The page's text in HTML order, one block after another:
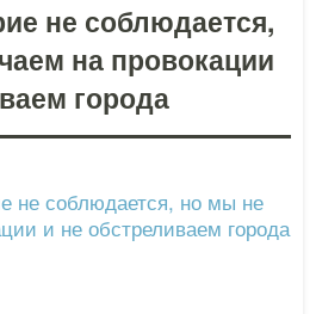
не соблюдается,
на провокации
города